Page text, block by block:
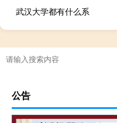
武汉大学都有什么系
公告